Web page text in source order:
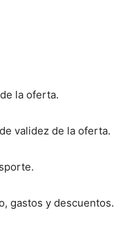
la oferta.
validez de la oferta.
gastos y descuentos.